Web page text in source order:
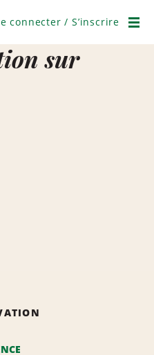
connecter / S’inscrire
sur